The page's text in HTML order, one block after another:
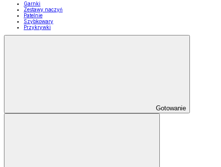
Garnki
Zestawy naczyń
Patelnie
Szybkowary
Przykrywki
Gotowanie